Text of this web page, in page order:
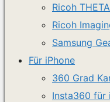
Ricoh
Ricoh
Samsung
Für iPhone
360 Grad
Insta360 für